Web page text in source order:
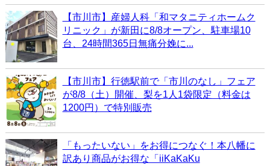
【市川市】産婦人科「和マタニティホームク
リニック」が新田に8/8オープン、駐車場10
台、24時間365日無痛分娩に...
【市川市】行徳駅前で「市川のなし」フェア
が8/8（土）開催、梨を1人1袋限定（料金は
1200円）で特別販売
「もったいない」をお得につなぐ！本八幡に
訳あり商品がお得な「iiKaKaKu